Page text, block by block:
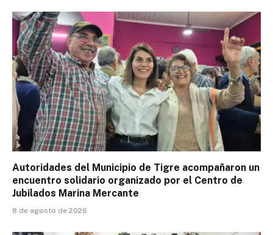
Autoridades del Municipio de Tigre acompañaron un
encuentro solidario organizado por el Centro de
Jubilados Marina Mercante
8 de agosto de 2026